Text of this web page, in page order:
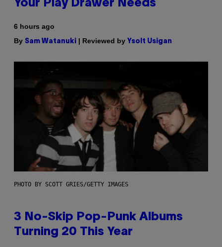
Your Play Drawer Needs
6 hours ago
By Sam Watanuki | Reviewed by Ysolt Usigan
PHOTO BY SCOTT GRIES/GETTY IMAGES
3 No-Skip Pop-Punk Albums
Turning 20 This Year